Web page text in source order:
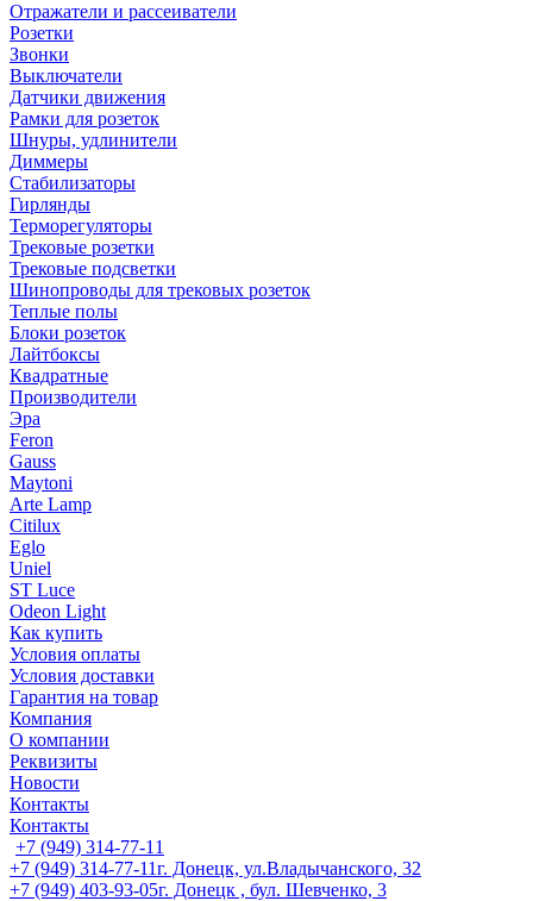
Отражатели и рассеиватели
Розетки
Звонки
Выключатели
Датчики движения
Рамки для розеток
Шнуры, удлинители
Диммеры
Стабилизаторы
Гирлянды
Терморегуляторы
Трековые розетки
Трековые подсветки
Шинопроводы для трековых розеток
Теплые полы
Блоки розеток
Лайтбоксы
Квадратные
Производители
Эра
Feron
Gauss
Maytoni
Arte Lamp
Citilux
Eglo
Uniel
ST Luce
Odeon Light
Как купить
Условия оплаты
Условия доставки
Гарантия на товар
Компания
О компании
Реквизиты
Новости
Контакты
Контакты
+7 (949) 314-77-11
+7 (949) 314-77-11г. Донецк, ул.Владычанского, 32
+7 (949) 403-93-05г. Донецк , бул. Шевченко, 3